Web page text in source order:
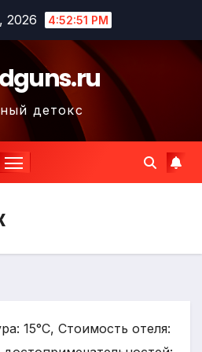
2026 4:52:52 PM
детокс
15°C, Стоимость отеля: